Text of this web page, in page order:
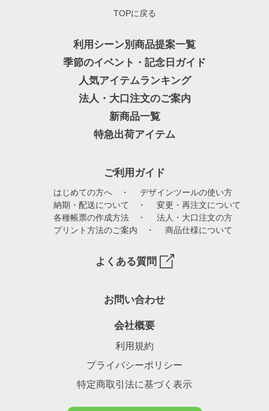
TOPに戻る
利用シーン別商品提案一覧
季節のイベント・記念日ガイド
人気アイテムランキング
法人・大口注文のご案内
新商品一覧
特急出荷アイテム
ご利用ガイド
はじめての方へ ・ デザインツールの使い方
納期・配送について
・ 変更・再注文について
各種帳票の作成方法 ・ 法人・大口注文の方
プリント方法のご案内 ・ 商品仕様について
よくある質問
お問い合わせ
会社概要
利用規約
プライバシーポリシー
特定商取引法に基づく表示